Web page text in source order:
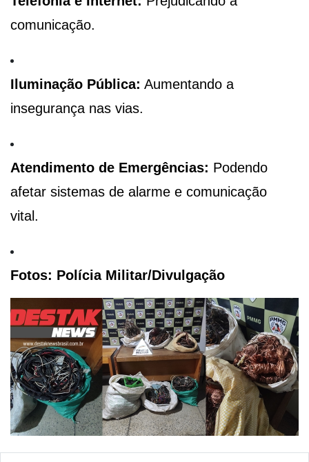
comunicação.
Iluminação Pública: Aumentando a
insegurança nas vias.
Atendimento de Emergências: Podendo
afetar sistemas de alarme e comunicação
vital.
Fotos: Polícia Militar/Divulgação